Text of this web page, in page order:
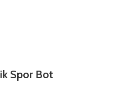
Spor Bot